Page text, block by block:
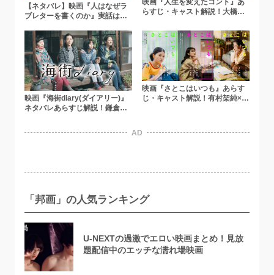
【ネタバレ】映画『人はなぜラ
ブレターを書くのか』実話はど
グをやってた麻布生？【相関図
つき】
映画『人生を変えたコント』あ
らすじ・キャスト解説！大橋和
せいや半自伝小説を実写化
映画『海街diary(ダイアリー)』
ネタバレあらすじ解説！鎌倉の
映画『さとこはいつも』あらす
じ・キャスト解説！有村架純×沖
AD
「邦画」の人気ランキング
U-NEXTの過激でエロい映画まとめ！見放
題配信中のエッチな濡れ場映画